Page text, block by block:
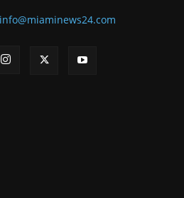
info@miaminews24.com